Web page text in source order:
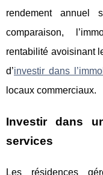
rendement
comparaison,
rentabilité avoisinant
d’investir dans
locaux commerciaux.
Investir dans
services
Les résidences